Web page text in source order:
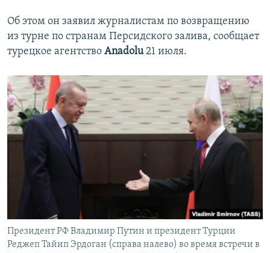
Об этом он заявил журналистам по возвращению
из турне по странам Персидского залива, сообщает
турецкое агентство Anadolu21 июля.
Президент РФ Владимир Путин и президент Турции
Реджеп Тайип Эрдоган (справа налево) во время встречи в